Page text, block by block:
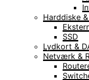
Harddiske
SSD
Lydkort &
Netværk &